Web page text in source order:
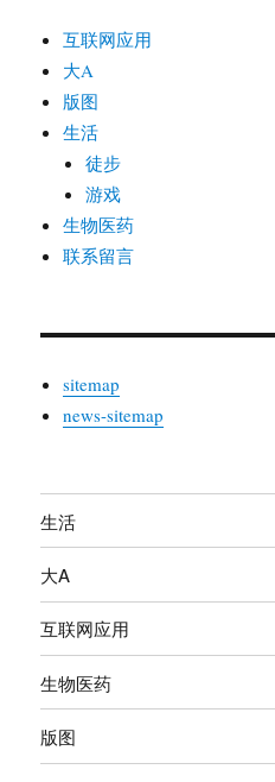
互联网应用
大A
版图
生活
徒步
游戏
生物医药
联系留言
sitemap
news-sitemap
生活
大A
互联网应用
生物医药
版图